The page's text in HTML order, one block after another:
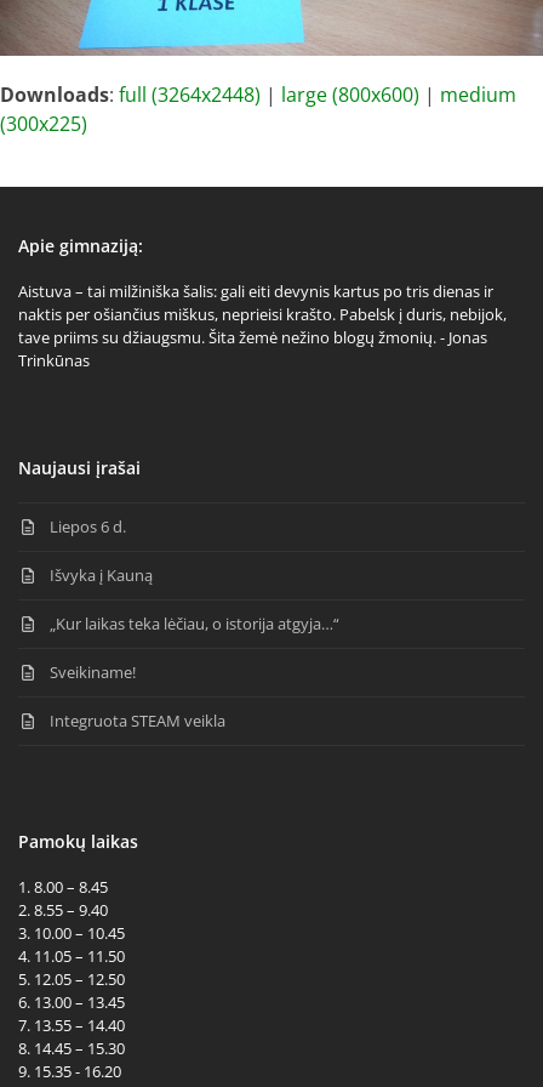
Downloads: full (3264x2448) | large (800x600) | medium
(300x225)
Apie gimnaziją:
Aistuva – tai milžiniška šalis: gali eiti devynis kartus po tris dienas ir
naktis per ošiančius miškus, neprieisi krašto. Pabelsk į duris, nebijok,
tave priims su džiaugsmu. Šita žemė nežino blogų žmonių. - Jonas
Trinkūnas
Naujausi įrašai
Liepos 6 d.
Išvyka į Kauną
„Kur laikas teka lėčiau, o istorija atgyja…“
Sveikiname!
Integruota STEAM veikla
Pamokų laikas
1. 8.00 – 8.45
2. 8.55 – 9.40
3. 10.00 – 10.45
4. 11.05 – 11.50
5. 12.05 – 12.50
6. 13.00 – 13.45
7. 13.55 – 14.40
8. 14.45 – 15.30
9. 15.35 - 16.20